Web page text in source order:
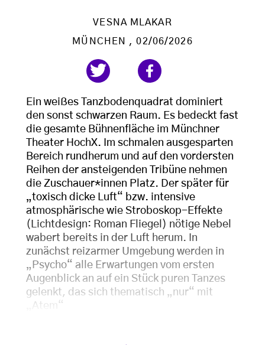
VESNA MLAKAR
MÜNCHEN
, 02/06/2026
Ein weißes Tanzbodenquadrat dominiert
den sonst schwarzen Raum. Es bedeckt fast
die gesamte Bühnenfläche im Münchner
Theater HochX. Im schmalen ausgesparten
Bereich rundherum und auf den vordersten
Reihen der ansteigenden Tribüne nehmen
die Zuschauer*innen Platz. Der später für
„toxisch dicke Luft“ bzw. intensive
atmosphärische wie Stroboskop-Effekte
(Lichtdesign: Roman Fliegel) nötige Nebel
wabert bereits in der Luft herum. In
zunächst reizarmer Umgebung werden in
„Psycho“ alle Erwartungen vom ersten
Augenblick an auf ein Stück puren Tanzes
gelenkt, das sich thematisch „nur“ mit
„Atem“